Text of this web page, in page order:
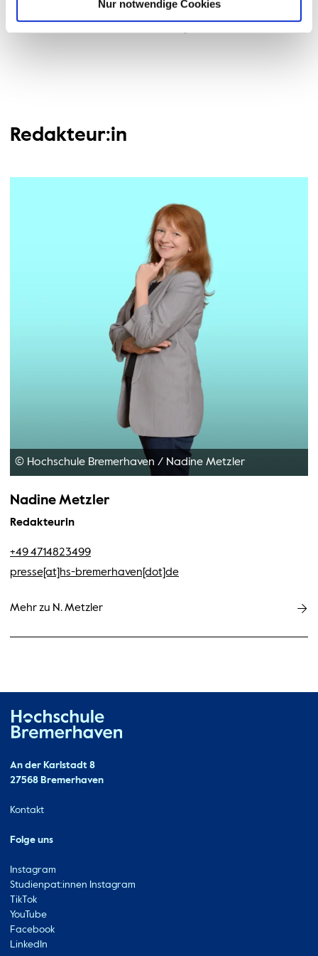
Nur notwendige Cookies
nicht möglich sein, kann jederzeit ein Blick durch die
Redakteur:in
© Hochschule Bremerhaven / Nadine Metzler
Nadine Metzler
Redakteurin
+49 4714823499
presse[at]hs-bremerhaven[dot]de
Mehr zu N. Metzler
Kontakt
An der Karlstadt 8
27568 Bremerhaven
Ressourcen
Kontakt
Folge uns
Instagram
Studienpat:innen Instagram
TikTok
YouTube
Facebook
LinkedIn